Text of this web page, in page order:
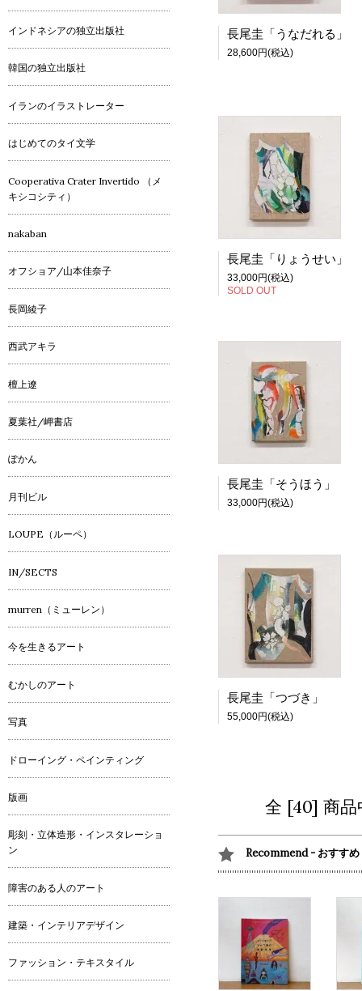
長尾圭「うなだれる」
28,600円(税込)
長尾圭「りょうせい」
33,000円(税込)
SOLD OUT
長尾圭「そうほう」
33,000円(税込)
長尾圭「つづき」
55,000円(税込)
全 [40] 商
Recommend - おすすめ
インドネシアの独立出版社
韓国の独立出版社
イランのイラストレーター
はじめてのタイ文学
Cooperativa Crater Invertido （メ
キシコシティ）
nakaban
オフショア/山本佳奈子
長岡綾子
西武アキラ
檀上遼
夏葉社/岬書店
ぽかん
月刊ビル
LOUPE（ルーペ）
IN/SECTS
murren（ミューレン）
今を生きるアート
むかしのアート
写真
ドローイング・ペインティング
版画
彫刻・立体造形・インスタレーショ
ン
障害のある人のアート
建築・インテリアデザイン
ファッション・テキスタイル